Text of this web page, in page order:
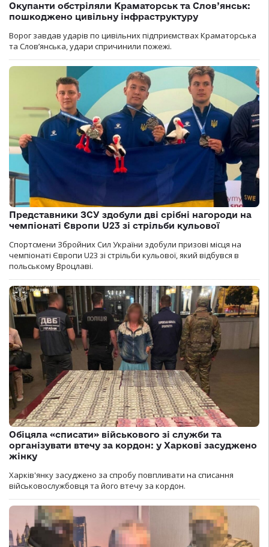
Окупанти обстріляли Краматорськ та Слов’янськ:
пошкоджено цивільну інфраструктуру
Ворог завдав ударів по цивільних підприємствах Краматорська
та Слов’янська, удари спричинили пожежі.
Представники ЗСУ здобули дві срібні нагороди на
чемпіонаті Європи U23 зі стрільби кульової
Спортсмени Збройних Сил України здобули призові місця на
чемпіонаті Європи U23 зі стрільби кульової, який відбувся в
польському Вроцлаві.
Обіцяла «списати» військового зі служби та
організувати втечу за кордон: у Харкові засуджено
жінку
Харків'янку засуджено за спробу повпливати на списання
військовослужбовця та його втечу за кордон.